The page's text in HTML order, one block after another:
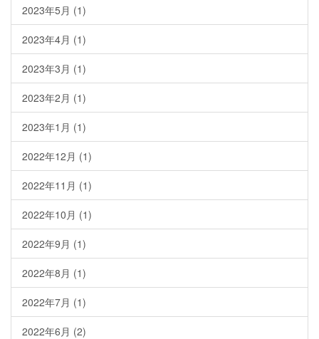
2023年5月 (1)
2023年4月 (1)
2023年3月 (1)
2023年2月 (1)
2023年1月 (1)
2022年12月 (1)
2022年11月 (1)
2022年10月 (1)
2022年9月 (1)
2022年8月 (1)
2022年7月 (1)
2022年6月 (2)